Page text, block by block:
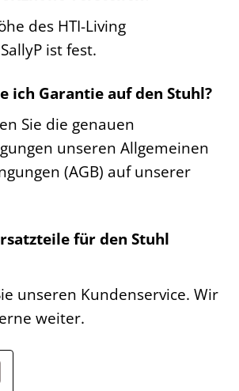
des HTI-Living
ist fest.
ich Garantie auf den Stuhl?
Sie die genauen
unseren Allgemeinen
(AGB) auf unserer
für den Stuhl
unseren Kundenservice. Wir
weiter.